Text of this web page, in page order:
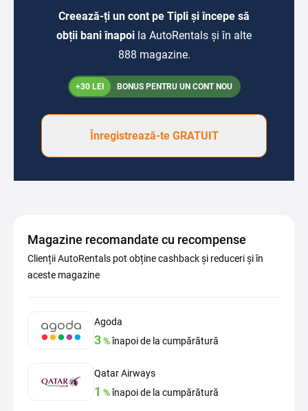
Creează-ți un cont pe Tipli și începe să
obții bani înapoi la AutoRentals și în alte
888 magazine.
+30 LEI BONUS PENTRU UN CONT NOU
Înregistrează-te GRATUIT
Magazine recomandate cu recompense
Clienții AutoRentals pot obține cashback și reduceri și în
aceste magazine
Agoda
3%înapoi de la cumpărătură
Qatar Airways
1 %înapoi de la cumpărătură